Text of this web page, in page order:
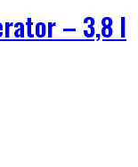
– 3,8 l